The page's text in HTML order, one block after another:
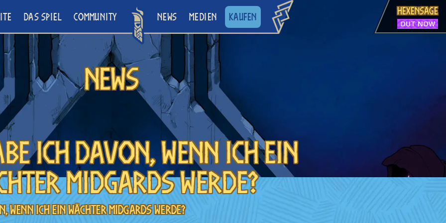
DAS SPIEL COMMUNITY NEWS MEDIEN KAUFEN
HEXENSAGE
OUT NOW
News
ich davon, wenn ich ein
Midgards werde?
wenn ich ein Wächter Midgards werde?